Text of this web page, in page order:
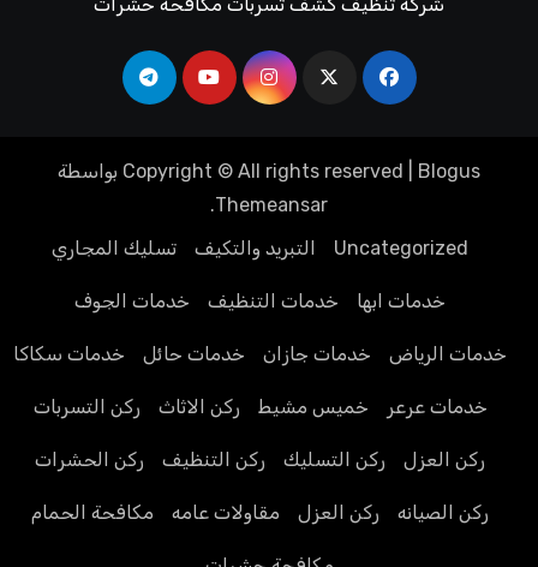
Copyright © All rights reserved Blogus
بواسطة
Themeansar
.
Uncategorized
التبريد والتكيف تسليك المجاري
خدمات ابها خدمات التنظيف خدمات الجوف
خدمات الرياض خدمات جازان خدمات حائل خدمات سكاكا
خدمات عرعر خميس مشيط ركن الاثاث ركن التسربات
ركن العزل ركن التسليك ركن التنظيف ركن الحشرات
ركن الصيانه ركن العزل مقاولات عامه مكافحة الحمام